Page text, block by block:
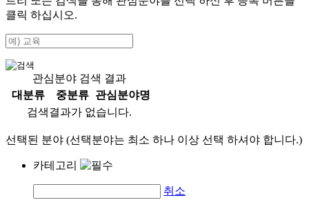
클릭 하십시오.
관심분야 검색 결과
대분류
중분류
관심분야명
검색결과가 없습니다.
선택된 분야 (선택분야는 최소 하나 이상 선택 하셔야 합니다.)
카테고리
취소